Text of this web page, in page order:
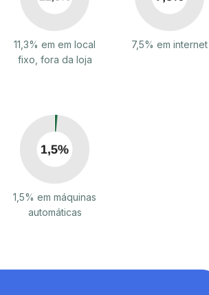
11,3% em em local
fixo, fora da loja
7,5% em internet
1,5% em máquinas
automáticas